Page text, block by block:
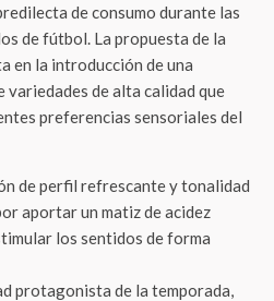
de consumo durante las
de fútbol. La propuesta de la
en la introducción de una
de alta calidad que
preferencias sensoriales del
de perfil refrescante y tonalidad
aportar un matiz de acidez
los sentidos de forma
protagonista de la temporada,